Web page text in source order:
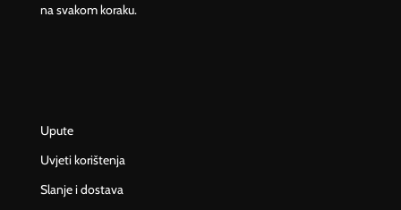
na svakom koraku.
Upute
Uvjeti korištenja
Slanje i dostava